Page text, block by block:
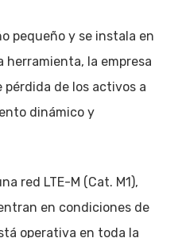
pequeño y se instala en
herramienta, la empresa
de los activos a
dinámico y
red LTE-M (Cat. M1),
en condiciones de
operativa en toda la